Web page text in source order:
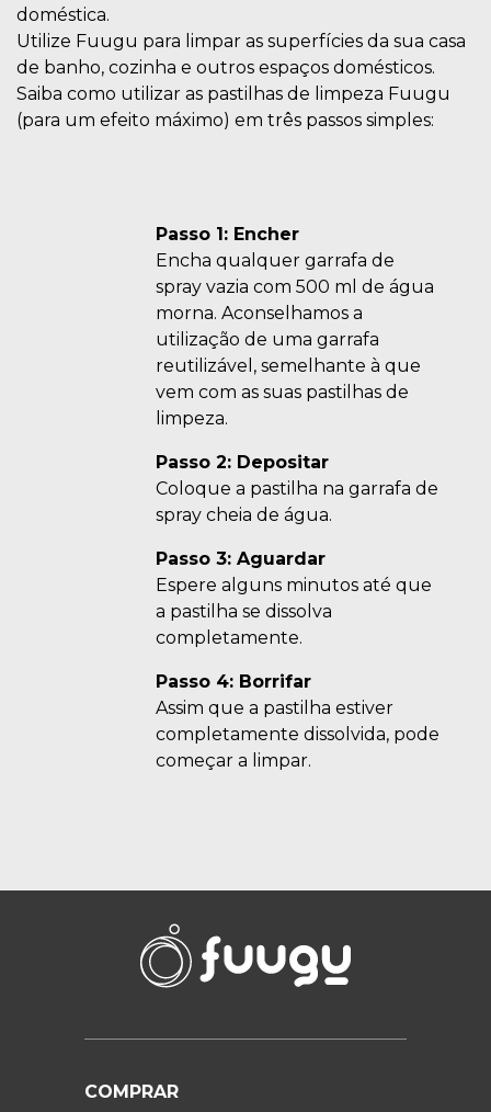
doméstica.
Utilize Fuugu para limpar as superfícies da sua casa
de banho, cozinha e outros espaços domésticos.
Saiba como utilizar as pastilhas de limpeza Fuugu
(para um efeito máximo) em três passos simples:
Passo 1: Encher
Encha qualquer garrafa de
spray vazia com 500 ml de água
morna. Aconselhamos a
utilização de uma garrafa
reutilizável, semelhante à que
vem com as suas pastilhas de
limpeza.
Passo 2: Depositar
Coloque a pastilha na garrafa de
spray cheia de água.
Passo 3: Aguardar
Espere alguns minutos até que
a pastilha se dissolva
completamente.
Passo 4: Borrifar
Assim que a pastilha estiver
completamente dissolvida, pode
começar a limpar.
COMPRAR